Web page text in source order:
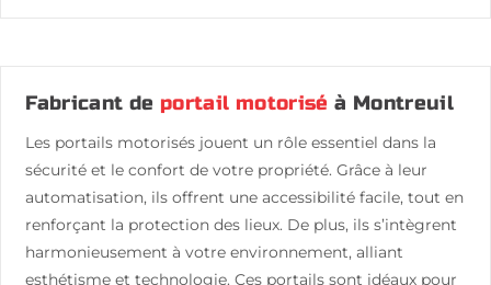
Fabricant de portail motorisé à Montreuil
Les portails motorisés jouent un rôle essentiel dans la
sécurité et le confort de votre propriété. Grâce à leur
automatisation, ils offrent une accessibilité facile, tout en
renforçant la protection des lieux. De plus, ils s’intègrent
harmonieusement à votre environnement, alliant
esthétisme et technologie. Ces portails sont idéaux pour